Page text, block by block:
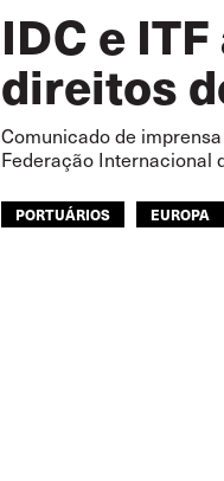
IDC e
direitos
Comunicado de
Federação Internacional
PORTUÁRIOS EUROPA